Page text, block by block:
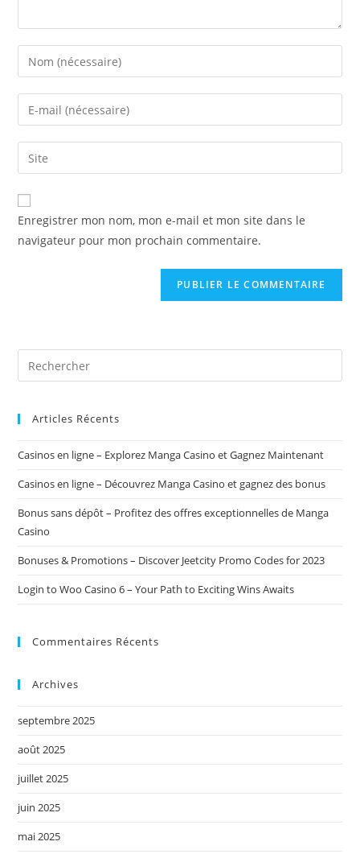
Enter
your
name
comment
Enter
your
email
address
comment
Enter
your
website
URL
(optional)
Enregistrer mon nom, mon e-mail et mon site dans le
navigateur pour mon prochain commentaire.
Rechercher
sur
siteArticles Récents
Casinos en ligne – Explorez Manga Casino et Gagnez Maintenant
Casinos en ligne – Découvrez Manga Casino et gagnez des bonus
Bonus sans dépôt – Profitez des offres exceptionnelles de Manga
Casino
Bonuses & Promotions – Discover Jeetcity Promo Codes for 2023
Login to Woo Casino 6 – Your Path to Exciting Wins Awaits
Commentaires Récents
Archives
septembre 2025
août 2025
juillet 2025
juin 2025
mai 2025